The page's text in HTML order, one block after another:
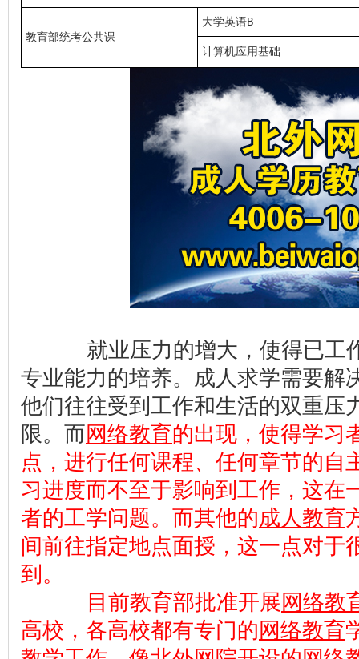
教育部统考公共课
大学英语B
计算机应用基础
就业压力的增大，使得已工
专业能力的培养。成人求学需要解
他们往往受到工作和生活的双重压
限。而网络教育的出现，使得学习
点，进行任何课程、任何章节的自
习进度而不至于影响到工作，这在
者的工学问题。而其他的成人教育
间前往指定地点面授，这一点对于
到。
目前教育部批准开展 网络教
高校，各高校都有专门的 网络教育